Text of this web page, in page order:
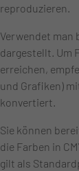
reproduzieren.
Verwendet man
dargestellt. Um
erreichen,
und Grafiken)
konvertiert.
Sie können
die Farben in
gilt als